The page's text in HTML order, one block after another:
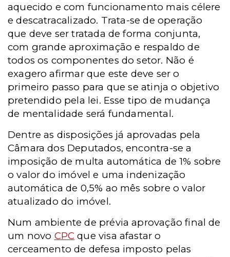
aquecido e com funcionamento mais célere
e descatracalizado. Trata-se de operação
que deve ser tratada de forma conjunta,
com grande aproximação e respaldo de
todos os componentes do setor. Não é
exagero afirmar que este deve ser o
primeiro passo para que se atinja o objetivo
pretendido pela lei. Esse tipo de mudança
de mentalidade será fundamental.
Dentre as disposições já aprovadas pela
Câmara dos Deputados, encontra-se a
imposição de multa automática de 1% sobre
o valor do imóvel e uma indenização
automática de 0,5% ao mês sobre o valor
atualizado do imóvel.
Num ambiente de prévia aprovação final de
um novo CPC que visa afastar o
cerceamento de defesa imposto pelas